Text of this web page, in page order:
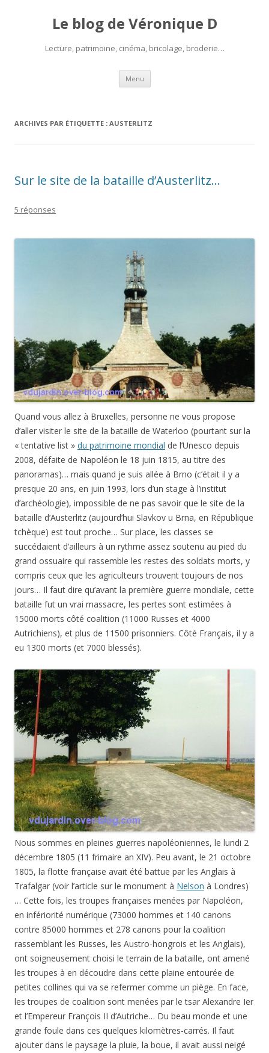
Le blog de Véronique D
Lecture, patrimoine, cinéma, bricolage, broderie…
Menu Aller
contenu
ARCHIVES PAR ÉTIQUETTE : AUSTERLITZ
Sur le site de la bataille d’Austerlitz…
5 réponses
Quand vous allez à Bruxelles, personne ne vous propose
d’aller visiter le site de la bataille de Waterloo (pourtant sur la
« tentative list » du patrimoine mondial de l’Unesco depuis
2008, défaite de Napoléon le 18 juin 1815, au titre des
panoramas)… mais quand je suis allée à Brno (c’était il y a
presque 20 ans, en juin 1993, lors d’un stage à l’institut
d’archéologie), impossible de ne pas savoir que le site de la
bataille d’Austerlitz (aujourd’hui Slavkov u Brna, en République
tchèque) est tout proche… Sur place, les classes se
succédaient d’ailleurs à un rythme assez soutenu au pied du
grand ossuaire qui rassemble les restes des soldats morts, y
compris ceux que les agriculteurs trouvent toujours de nos
jours… Il faut dire qu’avant la première guerre mondiale, cette
bataille fut un vrai massacre, les pertes sont estimées à
15000 morts côté coalition (11000 Russes et 4000
Autrichiens), et plus de 11500 prisonniers. Côté Français, il y a
eu 1300 morts (et 7000 blessés).
Nous sommes en pleines guerres napoléoniennes, le lundi 2
décembre 1805 (11 frimaire an XIV). Peu avant, le 21 octobre
1805, la flotte française avait été battue par les Anglais à
Trafalgar (voir l’article sur le monument à Nelson à Londres)
… Cette fois, les troupes françaises menées par Napoléon,
en infériorité numérique (73000 hommes et 140 canons
contre 85000 hommes et 278 canons pour la coalition
rassemblant les Russes, les Austro-hongrois et les Anglais),
ont soigneusement choisi le terrain de la bataille, ont amené
les troupes à en découdre dans cette plaine entourée de
petites collines qui va se refermer comme un piège. En face,
les troupes de coalition sont menées par le tsar Alexandre Ier
et l’Empereur François II d’Autriche… Du beau monde et une
grande foule dans ces quelques kilomètres-carrés. Il faut
ajouter dans le paysage la pluie, la boue, il avait aussi neigé